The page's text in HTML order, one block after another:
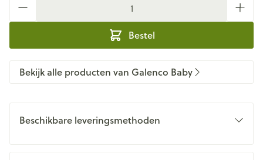
Bestel
Bekijk alle producten van Galenco Baby
Beschikbare leveringsmethoden